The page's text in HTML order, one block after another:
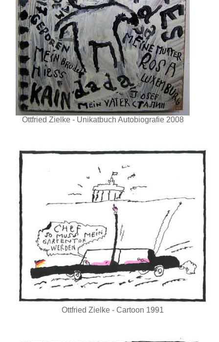
Ottfried Zielke - Unikatbuch Autobiografie 2008
Ottfried Zielke - Cartoon 1991